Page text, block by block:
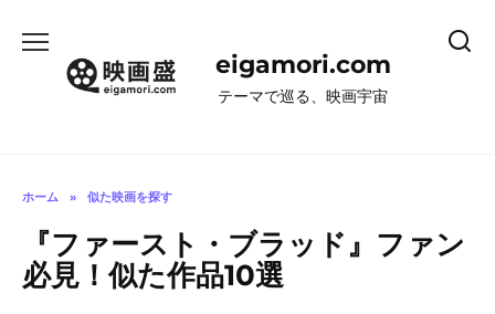
eigamori.com
テーマで巡る、映画宇宙
ホーム » 似た映画を探す
『ファースト・ブラッド』ファン
必見！似た作品10選